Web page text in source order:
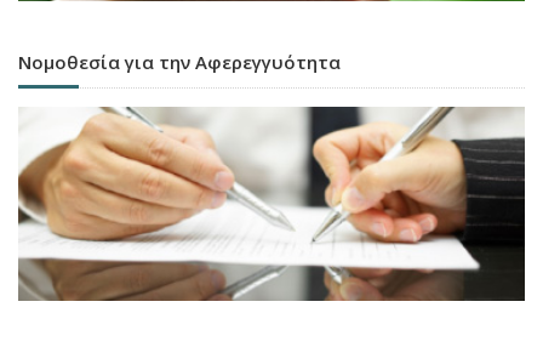
Νομοθεσία για την Αφερεγγυότητα